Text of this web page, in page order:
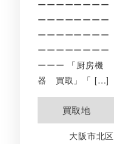
ーーーーーーーー
ーーーーーーーー
ーーーーーーーー
ーーーーーーーー
ーーー 「厨房機
器 買取」「 […]
買取地
大阪市北区